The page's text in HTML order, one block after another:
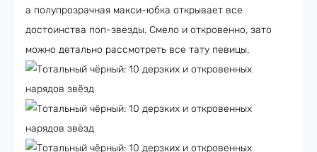
а полупрозрачная макси-юбка открывает все
достоинства поп-звезды. Смело и откровенно, зато
можно детально рассмотреть все тату певицы.